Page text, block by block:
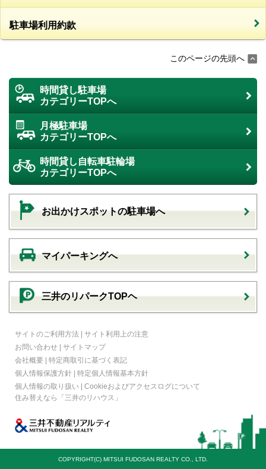
駐車場利用約款
このページの先頭へ
時間貸し駐車場
カテゴリーTOPへ
月極駐車場
カテゴリーTOPへ
時間貸し自転車駐輪場
カテゴリーTOPへ
お出かけスポットの駐車場へ
マイパーキングへ
三井のリパークTOPヘ
サイトのご利用方法 | サイト利用上の注意
お問い合わせ | サイトマップ
会社概要 | 特定商取引に基づく表記
個人情報保護方針 | 特定個人情報基本方針
個人情報の取り扱い | Cookieおよびアクセスログについて
住み替えなら
「三井のリハウス」
COPYRIGHT(C) MITSUI FUDOSAN REALTY CO., LTD.